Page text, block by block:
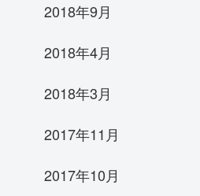
2018年9月
2018年4月
2018年3月
2017年11月
2017年10月